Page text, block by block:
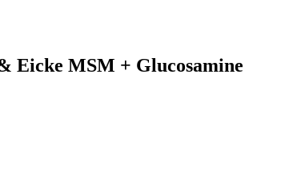
Eicke MSM + Glucosamine